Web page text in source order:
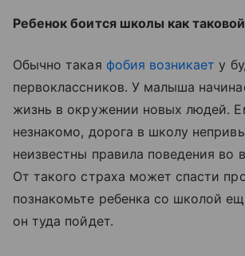
Ребенок боится школы как таковой
Обычно такая фобия возникает у
первоклассников. У малыша
жизнь в окружении новых людей.
незнакомо, дорога в школу
неизвестны правила поведения во
От такого страха может спасти
познакомьте ребенка со школой
он туда пойдет.